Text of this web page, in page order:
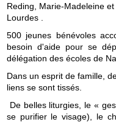
Reding, Marie-Madeleine
Lourdes .
500 jeunes bénévoles
besoin d'aide pour se
délégation des écoles de
Dans un esprit de famille,
liens se sont tissés.
De belles liturgies, le «
se purifier le visage), le